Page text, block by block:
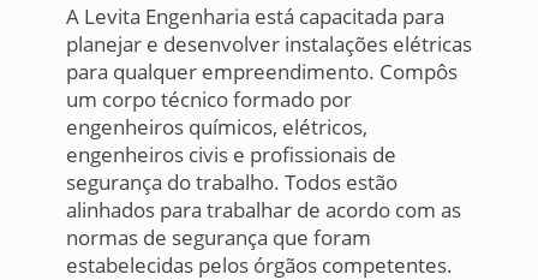
A Levita Engenharia está capacitada para
planejar e desenvolver instalações elétricas
para qualquer empreendimento. Compôs
um corpo técnico formado por
engenheiros químicos, elétricos,
engenheiros civis e profissionais de
segurança do trabalho. Todos estão
alinhados para trabalhar de acordo com as
normas de segurança que foram
estabelecidas pelos órgãos competentes.